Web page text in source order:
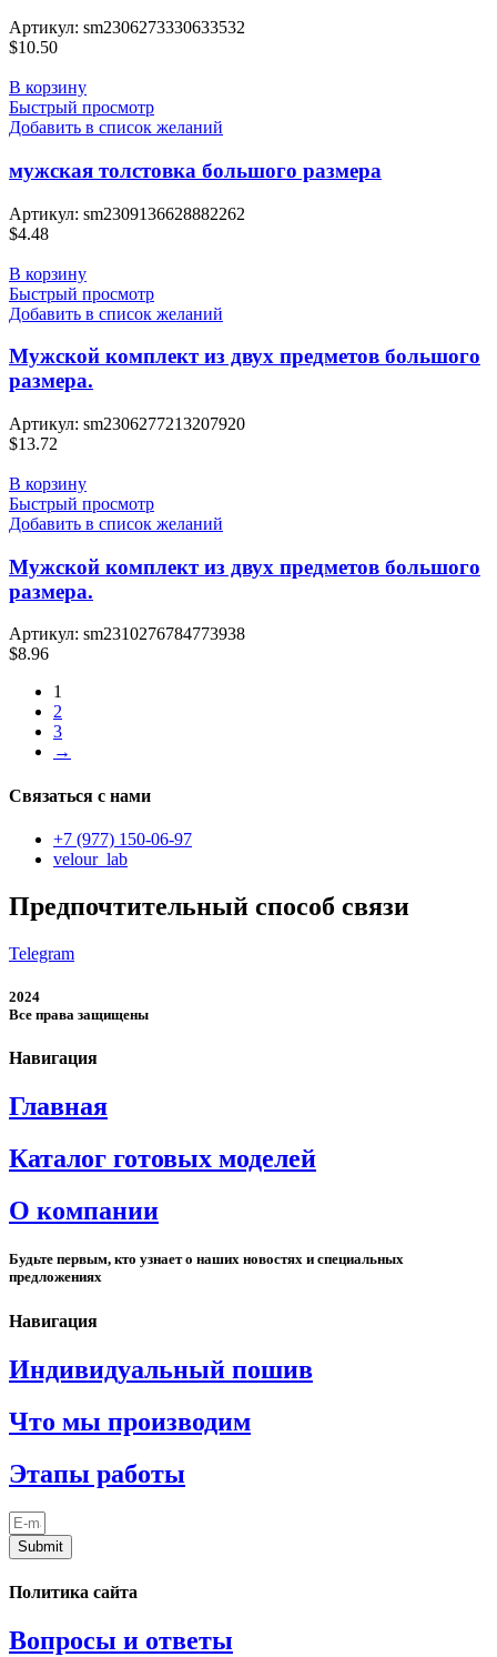
Артикул: sm2306273330633532
$10.50
В корзину
Быстрый просмотр
Добавить в список желаний
мужская толстовка большого размера
Артикул: sm2309136628882262
$4.48
В корзину
Быстрый просмотр
Добавить в список желаний
Мужской комплект из двух предметов большого
размера.
Артикул: sm2306277213207920
$13.72
В корзину
Быстрый просмотр
Добавить в список желаний
Мужской комплект из двух предметов большого
размера.
Артикул: sm2310276784773938
$8.96
1
2
3
→
Связаться с нами
+7 (977) 150-06-97
velour_lab
Предпочтительный способ связи
Telegram
2024
Все права защищены
Навигация
Главная
Каталог готовых моделей
О компании
Будьте первым, кто узнает о наших новостях и специальных
предложениях
Навигация
Индивидуальный пошив
Что мы производим
Этапы работы
Submit
Политика сайта
Вопросы и ответы